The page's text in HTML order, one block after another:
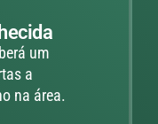
um
a
na área.